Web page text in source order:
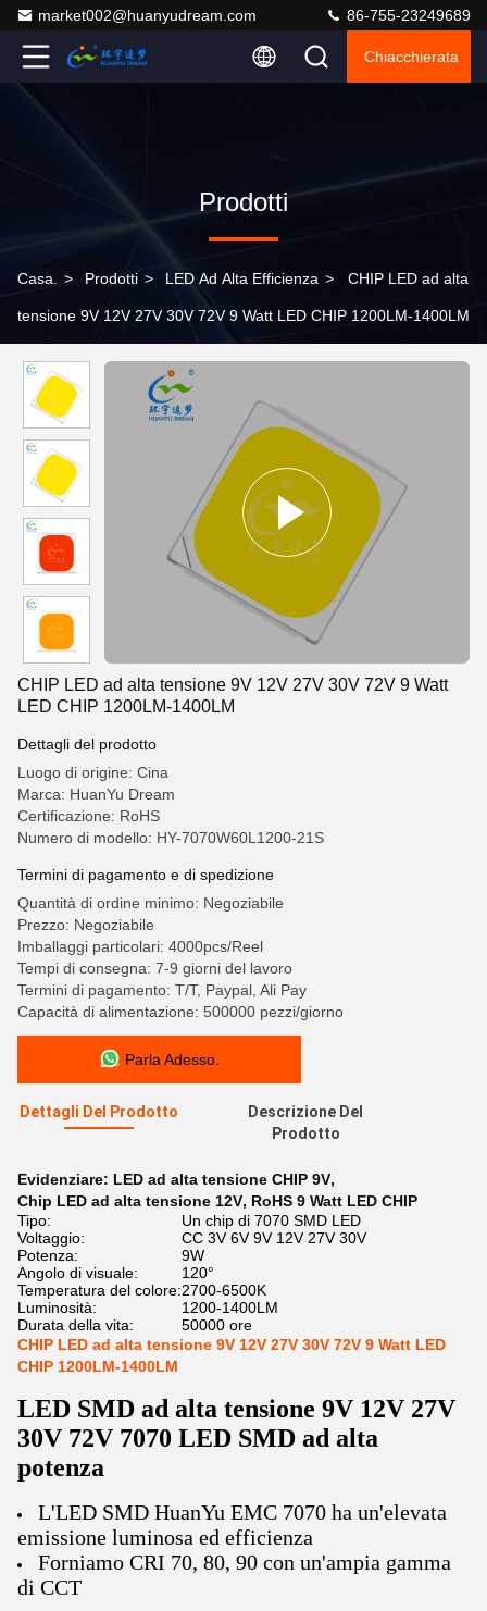
market002@huanyudream.com 86-755-23249689
Chiacchierata
Prodotti
Casa. > Prodotti > LED Ad Alta Efficienza > CHIP LED ad alta
tensione 9V 12V 27V 30V 72V 9 Watt LED CHIP 1200LM-1400LM
CHIP LED ad alta tensione 9V 12V 27V 30V 72V 9 Watt
LED CHIP 1200LM-1400LM
Dettagli del prodotto
Luogo di origine: Cina
Marca: HuanYu Dream
Certificazione: RoHS
Numero di modello: HY-7070W60L1200-21S
Termini di pagamento e di spedizione
Quantità di ordine minimo: Negoziabile
Prezzo: Negoziabile
Imballaggi particolari: 4000pcs/Reel
Tempi di consegna: 7-9 giorni del lavoro
Termini di pagamento: T/T, Paypal, Ali Pay
Capacità di alimentazione: 500000 pezzi/giorno
Parla Adesso.
Dettagli Del Prodotto
Descrizione Del
Prodotto
Evidenziare: LED ad alta tensione CHIP 9V,
Chip LED ad alta tensione 12V, RoHS 9 Watt LED CHIP
Tipo:
Un chip di 7070 SMD LED
Voltaggio:
CC 3V 6V 9V 12V 27V 30V
Potenza:
9W
Angolo di visuale:
120°
Temperatura del colore:2700-6500K
Luminosità:
1200-1400LM
Durata della vita:
50000 ore
CHIP LED ad alta tensione 9V 12V 27V 30V 72V 9 Watt LED
CHIP 1200LM-1400LM
LED SMD ad alta tensione 9V 12V 27V
30V 72V 7070 LED SMD ad alta
potenza
L'LED SMD HuanYu EMC 7070 ha un'elevata
emissione luminosa ed efficienza
Forniamo CRI 70, 80, 90 con un'ampia gamma
di CCT